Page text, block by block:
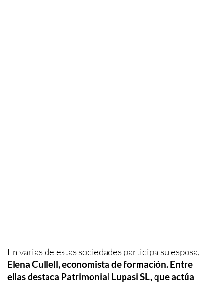
En varias de estas sociedades participa su esposa,
Elena Cullell, economista de formación. Entre
ellas destaca Patrimonial Lupasi SL, que actúa